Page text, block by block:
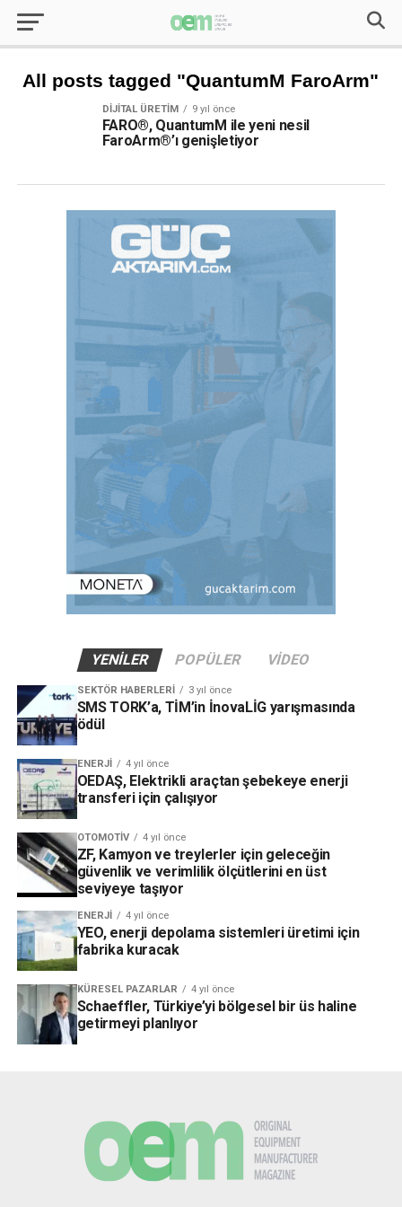
All posts tagged "QuantumM FaroArm"
DIJITAL ÜRETIM 9 yıl önce
FARO®, QuantumM ile yeni nesil
FaroArm®’ı genişletiyor
YENILER POPÜLER VIDEO
SEKTÖR HABERLERI 3 yıl önce
SMS TORK’a, TİM’in İnovaLİG yarışmasında
ödül
ENERJI 4 yıl önce
OEDAŞ, Elektrikli araçtan şebekeye enerji
transferi için çalışıyor
OTOMOTIV 4 yıl önce
ZF, Kamyon ve treylerler için geleceğin
güvenlik ve verimlilik ölçütlerini en üst
seviyeye taşıyor
ENERJI 4 yıl önce
YEO, enerji depolama sistemleri üretimi için
fabrika kuracak
KÜRESEL PAZARLAR 4 yıl önce
Schaeffler, Türkiye’yi bölgesel bir üs haline
getirmeyi planlıyor